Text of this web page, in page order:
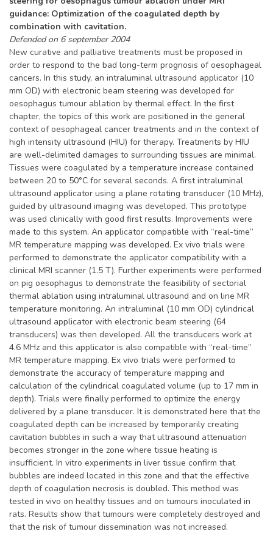
guidance: Optimization of the coagulated depth by
combination with cavitation.
Defended on 6 september 2004
New curative and palliative treatments must be proposed in
order to respond to the bad long-term prognosis of oesophageal
cancers. In this study, an intraluminal ultrasound applicator (10
mm OD) with electronic beam steering was developed for
oesophagus tumour ablation by thermal effect. In the first
chapter, the topics of this work are positioned in the general
context of oesophageal cancer treatments and in the context of
high intensity ultrasound (HIU) for therapy. Treatments by HIU
are well-delimited damages to surrounding tissues are minimal.
Tissues were coagulated by a temperature increase contained
between 20 to 50°C for several seconds. A first intraluminal
ultrasound applicator using a plane rotating transducer (10 MHz),
guided by ultrasound imaging was developed. This prototype
was used clinically with good first results. Improvements were
made to this system. An applicator compatible with “real-time”
MR temperature mapping was developed. Ex vivo trials were
performed to demonstrate the applicator compatibility with a
clinical MRI scanner (1.5 T). Further experiments were performed
on pig oesophagus to demonstrate the feasibility of sectorial
thermal ablation using intraluminal ultrasound and on line MR
temperature monitoring. An intraluminal (10 mm OD) cylindrical
ultrasound applicator with electronic beam steering (64
transducers) was then developed. All the transducers work at
4.6 MHz and this applicator is also compatible with “real-time”
MR temperature mapping. Ex vivo trials were performed to
demonstrate the accuracy of temperature mapping and
calculation of the cylindrical coagulated volume (up to 17 mm in
depth). Trials were finally performed to optimize the energy
delivered by a plane transducer. It is demonstrated here that the
coagulated depth can be increased by temporarily creating
cavitation bubbles in such a way that ultrasound attenuation
becomes stronger in the zone where tissue heating is
insufficient. In vitro experiments in liver tissue confirm that
bubbles are indeed located in this zone and that the effective
depth of coagulation necrosis is doubled. This method was
tested in vivo on healthy tissues and on tumours inoculated in
rats. Results show that tumours were completely destroyed and
that the risk of tumour dissemination was not increased.